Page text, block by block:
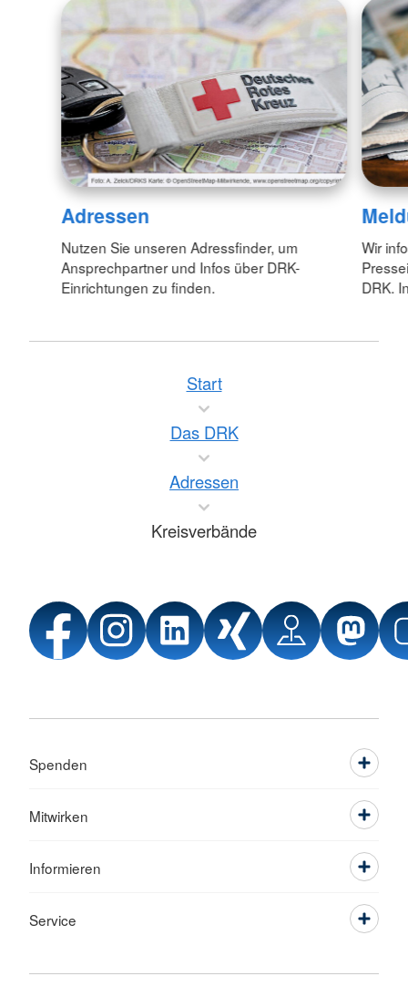
Adressen
Nutzen Sie unseren Adressfinder, um
Ansprechpartner und Infos über DRK-
Einrichtungen zu finden.
Wir
DRK.
Start
Das DRK
Adressen
Kreisverbände
Spenden
Mitwirken
Informieren
Service